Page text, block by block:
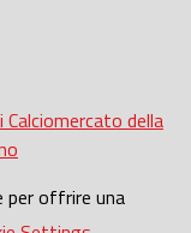
della
per offrire una